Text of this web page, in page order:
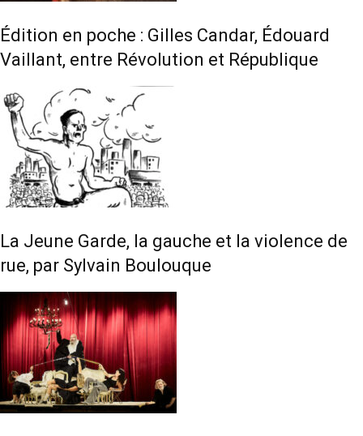
Édition en poche : Gilles Candar, Édouard
Vaillant, entre Révolution et République
La Jeune Garde, la gauche et la violence de
rue, par Sylvain Boulouque